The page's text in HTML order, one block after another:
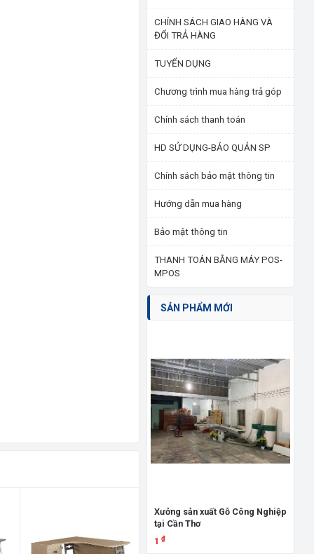
CHÍNH SÁCH GIAO HÀNG VÀ
ĐỔI TRẢ HÀNG
TUYỂN DỤNG
Chương trình mua hàng trả góp
Chính sách thanh toán
HD SỬ DỤNG-BẢO QUẢN SP
Chính sách bảo mật thông tin
Hướng dẫn mua hàng
Bảo mật thông tin
THANH TOÁN BẰNG MÁY POS-
MPOS
SẢN PHẨM MỚI
Xưởng sản xuất Gỗ Công Nghiệp
tại Cần Thơ
1₫